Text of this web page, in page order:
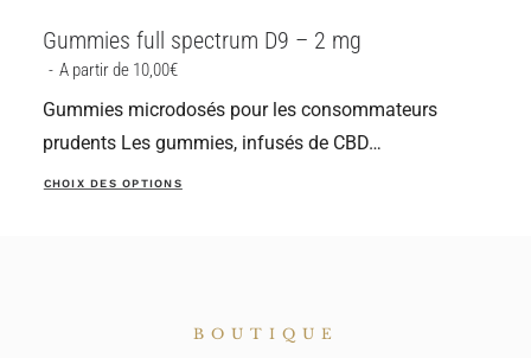
Gummies full spectrum D9 – 2 mg
A partir de 10,00€
Gummies microdosés pour les consommateurs
prudents Les gummies, infusés de CBD…
CHOIX DES OPTIONS
peuvent
BOUTIQUE